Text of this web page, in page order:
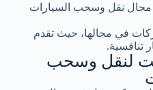
مجال نقل وسحب السيارات
في مجالها، حيث تقدم
تنافسية.
لنقل وسحب